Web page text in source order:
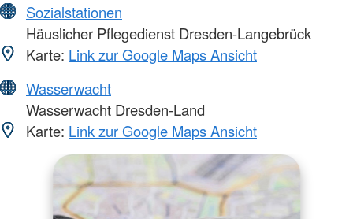
Sozialstationen
Häuslicher Pflegedienst Dresden-Langebrück
Karte: Link zur Google Maps Ansicht
Wasserwacht
Wasserwacht Dresden-Land
Karte: Link zur Google Maps Ansicht